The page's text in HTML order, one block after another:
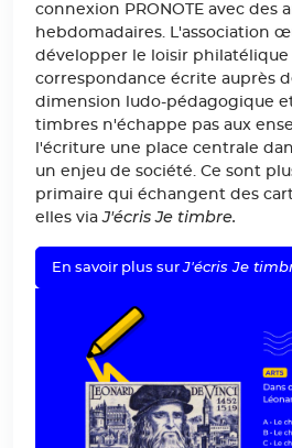
connexion PRONOTE avec des
hebdomadaires. L'association
développer le loisir philatélique
correspondance écrite auprès
dimension ludo-pédagogique
timbres n'échappe pas aux
l'écriture une place centrale
un enjeu de société. Ce sont
primaire qui échangent des
elles viaJ'écris Je timbre.
En savoir plus surJ'écris Je